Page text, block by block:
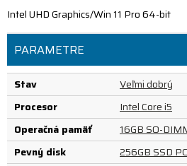
Intel UHD Graphics/Win 11 Pro 64-bit
PARAMETRE
Stav
Veľmi dobrý
Procesor
Intel Core i5
Operačná pamäť
16GB SO-
Pevný disk
256GB SSD